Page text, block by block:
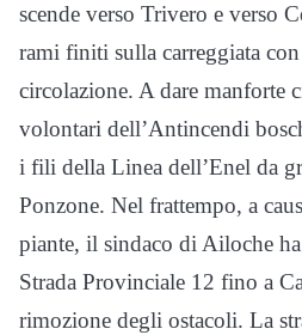
scende verso Trivero e verso
rami finiti sulla carreggiata
circolazione. A dare manforte
volontari dell’Antincendi
i fili della Linea dell’Enel da
Ponzone. Nel frattempo, a
piante, il sindaco di Ailoche
Strada Provinciale 12 fino a
rimozione degli ostacoli. La